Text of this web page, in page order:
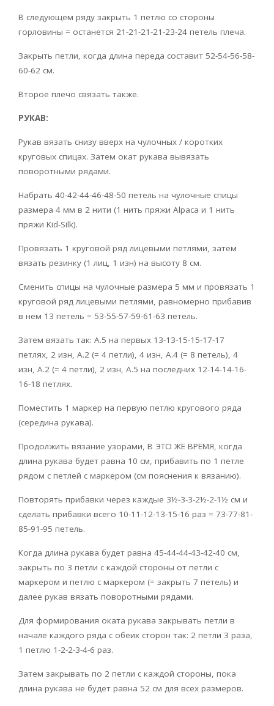
В следующем ряду закрыть 1 петлю со стороны
горловины = останется 21-21-21-21-23-24 петель плеча.
Закрыть петли, когда длина переда составит 52-54-56-58-
60-62 см.
Второе плечо связать также.
РУКАВ:
Рукав вязать снизу вверх на чулочных / коротких
круговых спицах. Затем окат рукава вывязать
поворотными рядами.
Набрать 40-42-44-46-48-50 петель на чулочные спицы
размера 4 мм в 2 нити (1 нить пряжи Alpaca и 1 нить
пряжи Kid-Silk).
Провязать 1 круговой ряд лицевыми петлями, затем
вязать резинку (1 лиц, 1 изн) на высоту 8 см.
Сменить спицы на чулочные размера 5 мм и провязать 1
круговой ряд лицевыми петлями, равномерно прибавив
в нем 13 петель = 53-55-57-59-61-63 петель.
Затем вязать так: A.5 на первых 13-13-15-15-17-17
петлях, 2 изн, A.2 (= 4 петли), 4 изн, A.4 (= 8 петель), 4
изн, A.2 (= 4 петли), 2 изн, A.5 на последних 12-14-14-16-
16-18 петлях.
Поместить 1 маркер на первую петлю кругового ряда
(середина рукава).
Продолжить вязание узорами, В ЭТО ЖЕ ВРЕМЯ, когда
длина рукава будет равна 10 см, прибавить по 1 петле
рядом с петлей с маркером (см пояснения к вязанию).
Повторять прибавки через каждые 3½-3-3-2½-2-1½ см и
сделать прибавки всего 10-11-12-13-15-16 раз = 73-77-81-
85-91-95 петель.
Когда длина рукава будет равна 45-44-44-43-42-40 см,
закрыть по 3 петли с каждой стороны от петли с
маркером и петлю с маркером (= закрыть 7 петель) и
далее рукав вязать поворотными рядами.
Для формирования оката рукава закрывать петли в
начале каждого ряда с обеих сторон так: 2 петли 3 раза,
1 петлю 1-2-2-3-4-6 раз.
Затем закрывать по 2 петли с каждой стороны, пока
длина рукава не будет равна 52 см для всех размеров.